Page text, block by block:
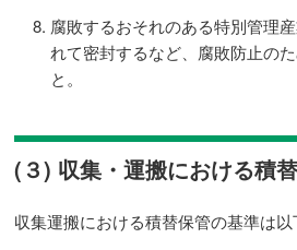
腐敗するおそれのある特別管理
れて密封するなど、腐敗防止の
と。
(３) 収集・運搬における積
収集運搬における積替保管の基準は以